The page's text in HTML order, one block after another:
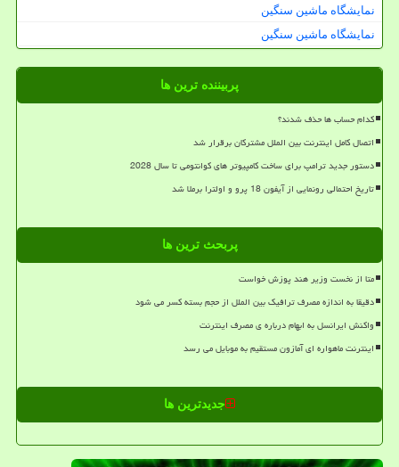
نمایشگاه ماشین سنگین
نمایشگاه ماشین سنگین
پربیننده ترین ها
کدام حساب ها حذف شدند؟
اتصال کامل اینترنت بین الملل مشترکان برقرار شد
دستور جدید ترامپ برای ساخت کامپیوتر های کوانتومی تا سال 2028
تاریخ احتمالی رونمایی از آیفون 18 پرو و اولترا برملا شد
پربحث ترین ها
متا از نخست وزیر هند پوزش خواست
دقیقا به اندازه مصرف ترافیک بین الملل از حجم بسته کسر می شود
واکنش ایرانسل به ابهام درباره ی مصرف اینترنت
اینترنت ماهواره ای آمازون مستقیم به موبایل می رسد
جدیدترین ها